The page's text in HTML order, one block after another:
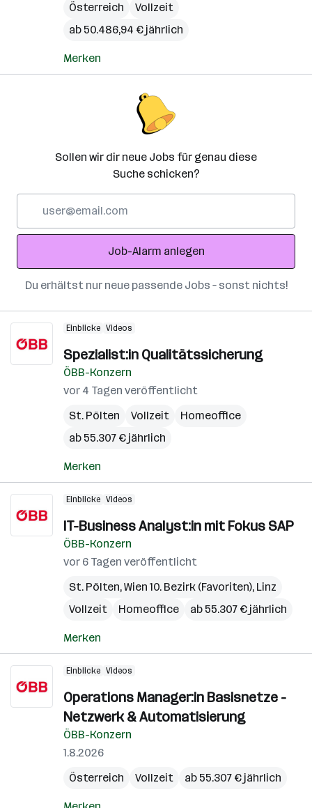
Österreich
Vollzeit
ab 50.486,94 € jährlich
Merken
Sollen wir dir neue Jobs für genau diese
Suche schicken?
Adresse
Job-Alarm anlegen
Du erhältst nur neue passende Jobs – sonst nichts!
Einblicke Videos
Spezialist:in Qualitätssicherung
ÖBB-Konzern
vor 4 Tagen veröffentlicht
St. Pölten
Vollzeit
Homeoffice
ab 55.307 € jährlich
Merken
Einblicke Videos
IT-Business Analyst:in mit Fokus SAP
ÖBB-Konzern
vor 6 Tagen veröffentlicht
St. Pölten,Wien 10. Bezirk (Favoriten), Linz
Vollzeit
Homeoffice ab 55.307 € jährlich
Merken
Einblicke Videos
Operations Manager:in Basisnetze -
Netzwerk & Automatisierung
ÖBB-Konzern
1.8.2026
Österreich
Vollzeit ab 55.307 € jährlich